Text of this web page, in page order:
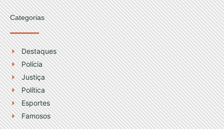
Categorias
Destaques
Polícia
Justiça
Política
Esportes
Famosos